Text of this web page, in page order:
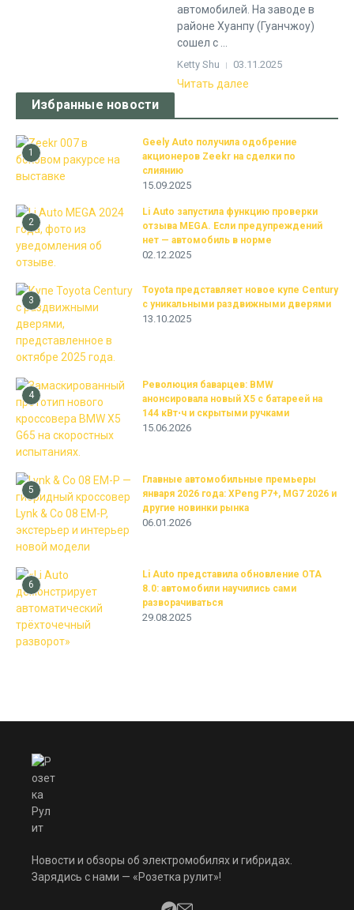
автомобилей. На заводе в
районе Хуанпу (Гуанчжоу)
сошел с ...
Ketty Shu 03.11.2025
Читать далее
Избранные новости
1
Geely Auto получила одобрение
акционеров Zeekr на сделки по
слиянию
15.09.2025
2
Li Auto запустила функцию проверки
отзыва MEGA. Если предупреждений
нет — автомобиль в норме
02.12.2025
3
Toyota представляет новое купе Century
с уникальными раздвижными дверями
13.10.2025
4
Революция баварцев: BMW
анонсировала новый X5 с батареей на
144 кВт⋅ч и скрытыми ручками
15.06.2026
5
Главные автомобильные премьеры
января 2026 года: XPeng P7+, MG7 2026 и
другие новинки рынка
06.01.2026
6
Li Auto представила обновление OTA
8.0: автомобили научились сами
разворачиваться
29.08.2025
Новости и обзоры об электромобилях и гибридах.
Зарядись с нами — «Розетка рулит»!